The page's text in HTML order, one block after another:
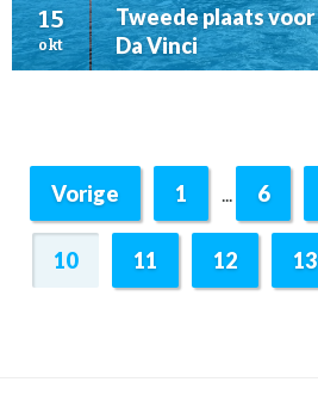
15
okt
Tweede plaats
Da Vinci
Vorige 1 6
10 11 12 13